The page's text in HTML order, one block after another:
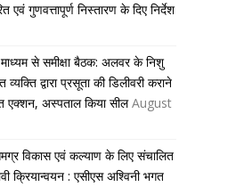
गुणवत्तापूर्ण निस्तारण के दिए निर्देश
से समीक्षा बैठक: अलवर के निशु
द्वारा प्रसूता की डिलीवरी कराने
एक्शन, अस्पताल किया सील August
विकास एवं कल्याण के लिए संचालित
क्रियान्वयन : एसीएस अश्विनी भगत